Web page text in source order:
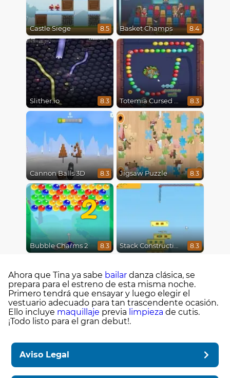
Castle Siege 8.5 Basket Champs 8.4
Slither.io 8.3 Totemia Cursed Marbles 8.3
Cannon Balls 3D 8.3 Jigsaw Puzzle 8.3
2
Bubble Charms 2 8.3 Stack Construction 8.3
Ahora que Tina ya sabe bailar danza clásica, se
prepara para el estreno de esta misma noche.
Primero tendrá que ensayar y luego elegir el
vestuario adecuado para tan trascendente ocasión.
Ello incluye maquillaje previa limpieza de cutis.
¡Todo listo para el gran debut!.
Aviso Legal